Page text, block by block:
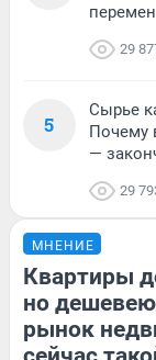
29
5
Сырье
Почему
—
29
МНЕНИЕ
Квартиры
но
рынок